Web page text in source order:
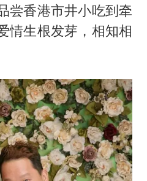
尝香港市井小吃到牵
情生根发芽，相知相